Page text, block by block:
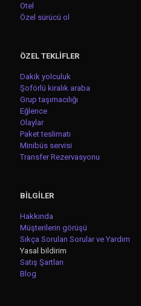
Otel
Özel sürücü ol
ÖZEL TEKLİFLER
Dakik yolculuk
Şoförlü kiralık araba
Grup taşımacılığı
Eğlence
Olaylar
Paket teslimatı
Minibüs servisi
Transfer Rezervasyonu
BİLGİLER
Hakkında
Müşterilerin görüşü
Sıkça Sorulan Sorular ve Yardım
Yasal bildirim
Satış Şartları
Blog